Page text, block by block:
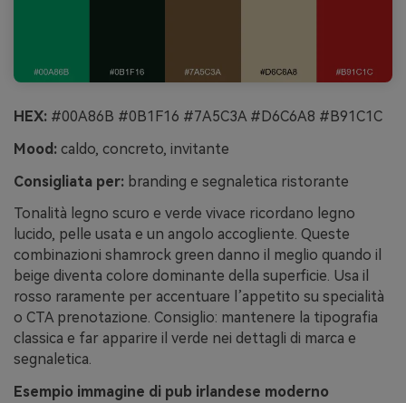
HEX: #00A86B #0B1F16 #7A5C3A #D6C6A8 #B91C1C
Mood: caldo, concreto, invitante
Consigliata per: branding e segnaletica ristorante
Tonalità legno scuro e verde vivace ricordano legno
lucido, pelle usata e un angolo accogliente. Queste
combinazioni shamrock green danno il meglio quando il
beige diventa colore dominante della superficie. Usa il
rosso raramente per accentuare l’appetito su specialità
o CTA prenotazione. Consiglio: mantenere la tipografia
classica e far apparire il verde nei dettagli di marca e
segnaletica.
Esempio immagine di pub irlandese moderno